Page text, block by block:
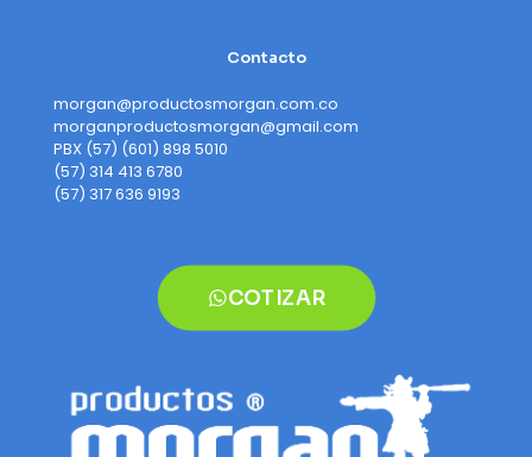
Contacto
morgan@productosmorgan.com.co
morganproductosmorgan@gmail.com
PBX (57) (601) 898 5010
(57) 314 413 6780
(57) 317 636 9193
COTIZAR